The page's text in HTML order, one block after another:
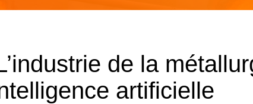
de la
artificielle